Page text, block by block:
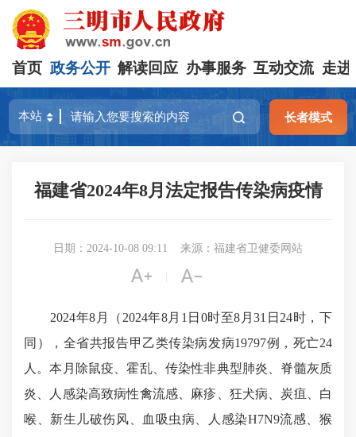
首页 政务公开 解读回应 办事服务 互动交流 走进
长者模式
福建省2024年8月法定报告传染病疫情
日期：2024-10-08 09:11 来源：福建省卫健委网站
 
2024年8月（2024年8月1日0时至8月31日24时，下
同），全省共报告甲乙类传染病发病19797例，死亡24
人。本月除鼠疫、霍乱、传染性非典型肺炎、脊髓灰质
炎、人感染高致病性禽流感、麻疹、狂犬病、炭疽、白
喉、新生儿破伤风、血吸虫病、人感染H7N9流感、猴